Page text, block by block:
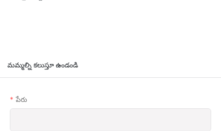
మమ్మల్ని కలుస్తూ ఉండండి
పేరు